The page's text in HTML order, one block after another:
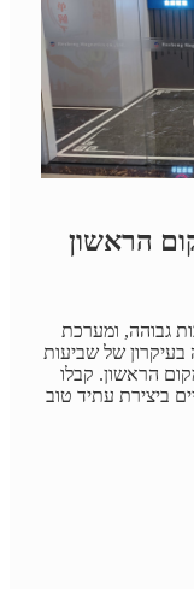
הראשון
גבוהה, ומערכת
של שביעות
הראשון. קבלו
ביצירת עתיד טוב